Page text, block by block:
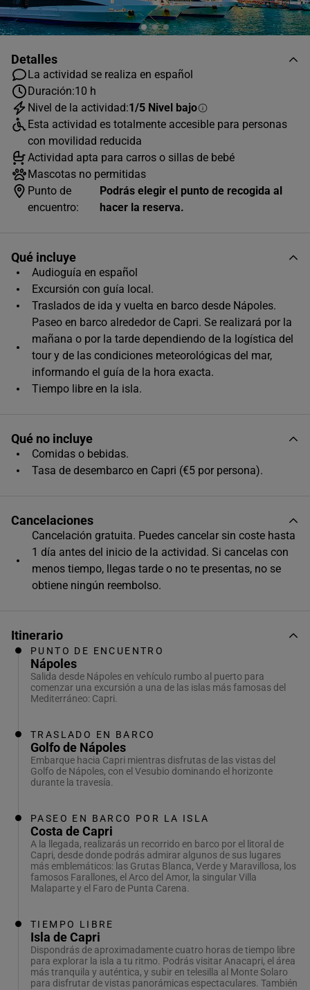
AGOSTO 2026
J
1
2
17
18 19 20
24
25 26 28 29
30
31
Horas disponibles (2)
08:00
Detalles
La actividad se realiza en español
Duración:10 h
Nivel de la actividad:1/5 Nivel bajo
Esta actividad es totalmente accesible para personas
con movilidad reducida
Actividad apta para carros o sillas de bebé
Mascotas no permitidas
Punto de
encuentro:
Podrás elegir el punto de recogida al
hacer la reserva.
Qué incluye
Audioguía en español
Excursión con guía local.
Traslados de ida y vuelta en barco desde Nápoles.
Paseo en barco alrededor de Capri. Se realizará por la
mañana o por la tarde dependiendo de la logística del
tour y de las condiciones meteorológicas del mar,
informando el guía de la hora exacta.
Tiempo libre en la isla.
Qué no incluye
Comidas o bebidas.
Tasa de desembarco en Capri (€5 por persona).
Cancelaciones
Cancelación gratuita. Puedes cancelar sin coste hasta
1 día antes del inicio de la actividad. Si cancelas con
menos tiempo, llegas tarde o no te presentas, no se
obtiene ningún reembolso.
Itinerario
PUNTO DE ENCUENTRO
Nápoles
Salida desde Nápoles en vehículo rumbo al puerto para
comenzar una excursión a una de las islas más famosas del
Mediterráneo: Capri.
TRASLADO EN BARCO
Golfo de Nápoles
Embarque hacia Capri mientras disfrutas de las vistas del
Golfo de Nápoles, con el Vesubio dominando el horizonte
durante la travesía.
PASEO EN BARCO POR LA ISLA
Costa de Capri
A la llegada, realizarás un recorrido en barco por el litoral de
Capri, desde donde podrás admirar algunos de sus lugares
más emblemáticos: las Grutas Blanca, Verde y Maravillosa, los
famosos Farallones, el Arco del Amor, la singular Villa
Malaparte y el Faro de Punta Carena.
TIEMPO LIBRE
Isla de Capri
Dispondrás de aproximadamente cuatro horas de tiempo libre
para explorar la isla a tu ritmo. Podrás visitar Anacapri, el área
más tranquila y auténtica, y subir en telesilla al Monte Solaro
para disfrutar de vistas panorámicas espectaculares. También